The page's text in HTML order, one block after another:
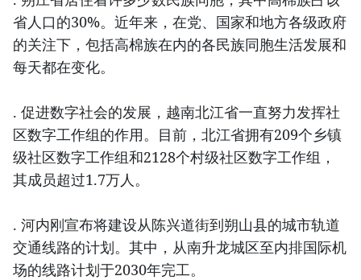
省人口的30%。近年来，在党、国家和地方各级政府
的关注下，包括高棉族在内的各民族同胞生活发展和
每天都在变化。
. 促进数字社会的发展，越南北江省一直努力发挥社
区数字工作组的作用。目前，北江省拥有209个乡镇
级社区数字工作组和2128个村级社区数字工作组，
其成员超过1.7万人。
. 河内刚宣布将建设从陈兴道街到朔山县的城市轨道
交通线路的计划。其中，从南升龙城区至内排国际机
场的线路计划于2030年完工。